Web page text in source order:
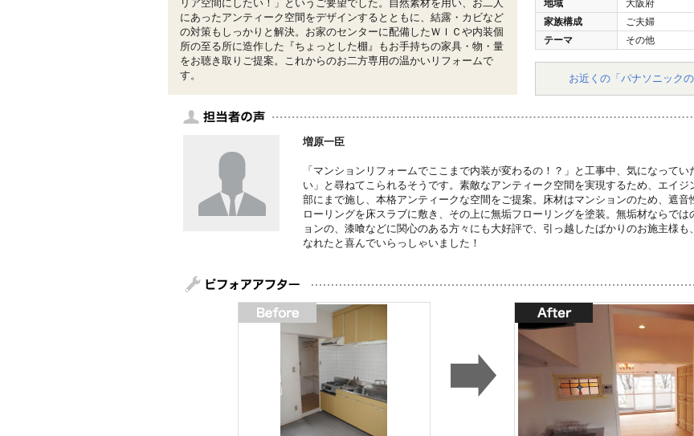
地域
大阪府
家族構成
ご夫婦
テーマ
その他
お近くの「パナソニック
リア空間にしたい！」というご要望でした。自然素材を用い、お二人
にあったアンティーク空間をデザインするとともに、結露・カビなど
の対策もしっかりと解決。お家のセンターに配備したＷＩＣや内装個
所の至る所に造作した『ちょっとした棚』もお手持ちの家具・物・量
をお聴き取りご提案。これからのお二方専用の温かいリフォームで
す。
増原一臣
「マンションリフォームでここまで内装が変わるの！？」と工事中、気になって
い」と尋ねてこられるそうです。素敵なアンティーク空間を実現するため、エイ
部にまで施し、本格アンティークな空間をご提案。床材はマンションのため、遮
ローリングを床スラブに敷き、その上に無垢フローリングを塗装。無垢材ならで
ョンの、漆喰などに関心のある方々にも大好評で、引っ越したばかりのお施主様も
なれたと喜んでいらっしゃいました！